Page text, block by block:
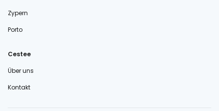
Zypern
Porto
Cestee
Über uns
Kontakt